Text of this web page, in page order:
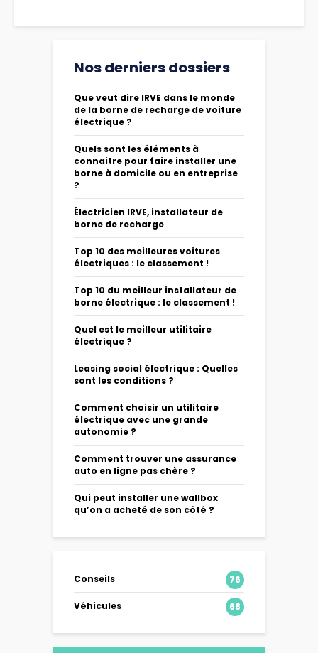
Nos derniers dossiers
Que veut dire IRVE dans le monde
de la borne de recharge de voiture
électrique ?
Quels sont les éléments à
connaitre pour faire installer une
borne à domicile ou en entreprise
?
Électricien IRVE, installateur de
borne de recharge
Top 10 des meilleures voitures
électriques : le classement !
Top 10 du meilleur installateur de
borne électrique : le classement !
Quel est le meilleur utilitaire
électrique ?
Leasing social électrique : Quelles
sont les conditions ?
Comment choisir un utilitaire
électrique avec une grande
autonomie ?
Comment trouver une assurance
auto en ligne pas chère ?
Qui peut installer une wallbox
qu’on a acheté de son côté ?
Conseils 76
Véhicules 68